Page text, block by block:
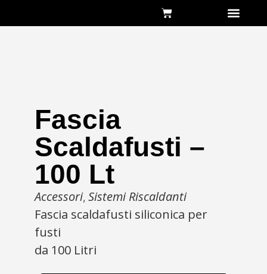
Fascia
Scaldafusti –
100 Lt
Accessori, Sistemi Riscaldanti
Fascia scaldafusti siliconica per
fusti
da 100 Litri